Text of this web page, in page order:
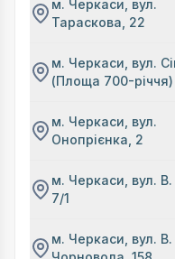
м. Черкаси, вул.
Тараскова, 22
м. Черкаси, вул.
(Площа 700-річчя)
м. Черкаси, вул.
Онопрієнка, 2
м. Черкаси, вул. В.
7/1
м. Черкаси, вул. В.